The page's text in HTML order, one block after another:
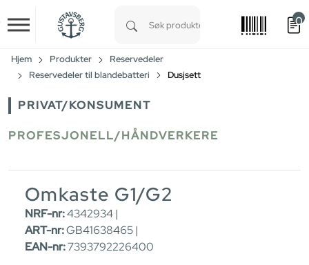
Skip to main content
0
Hjem Produkter
Reservedeler
Reservedeler til blandebatteri
Dusjsett
PRIVAT/KONSUMENT
PROFESJONELL/HÅNDVERKERE
Omkaste G1/G2
NRF-nr:4342934 |
ART-nr:GB41638465 |
EAN-nr:7393792226400